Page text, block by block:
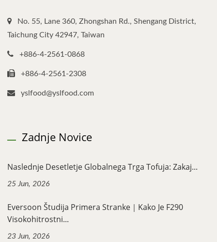
No. 55, Lane 360, Zhongshan Rd., Shengang District,
Taichung City 42947, Taiwan
+886-4-2561-0868
+886-4-2561-2308
yslfood@yslfood.com
Zadnje Novice
Naslednje Desetletje Globalnega Trga Tofuja: Zakaj...
25 Jun, 2026
Eversoon Študija Primera Stranke｜Kako Je F290
Visokohitrostni...
23 Jun, 2026